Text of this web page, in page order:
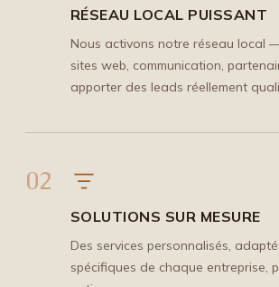
RÉSEAU LOCAL PUISSANT
Nous activons notre réseau local
sites web, communication,
apporter des leads réellement
02
SOLUTIONS SUR MESURE
Des services personnalisés,
spécifiques de chaque entreprise,